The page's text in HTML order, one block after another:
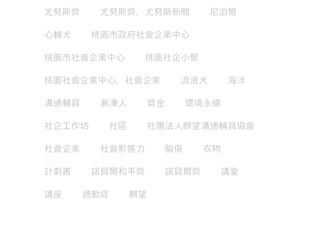
尤努斯獎 尤努斯獎，尤努斯新聞 尼泊爾
心輔犬 桃園市政府社會企業中心
桃園市社會企業中心 桃園社企小聚
桃園社會企業中心，社會企業 流浪犬 海洋
溝通輔具 漸凍人 獎金 環境永續
社企工作坊 社區 社團法人麒望溝通輔具協會
社會企業 社會影響力 腦傷 衣物
計劃書 諾貝爾和平獎 諾貝爾獎 講堂
講座 過動症 麒望